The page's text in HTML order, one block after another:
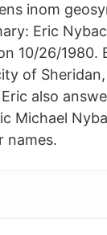
inom
Eric
10/26/1980.
of
also
Michael
names.